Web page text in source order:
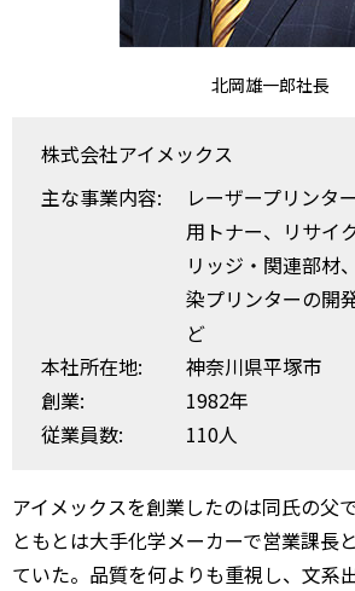
北岡雄一郎社長
株式会社アイメックス
主な事業内容:
レーザープリンタ
用トナー、リサイ
リッジ・関連部材
染プリンターの開
ど
本社所在地:
神奈川県平塚市
創業:
1982年
従業員数:
110人
アイメックスを創業したのは同氏の父
ともとは大手化学メーカーで営業課長
ていた。品質を何よりも重視し、文系